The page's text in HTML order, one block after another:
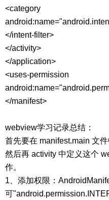
<category
</intent-filter>
</activity>
</application>
<uses-permission
</manifest>
webview学习记录总结：
首先要在 manifest.main 文
然后再 activity 中定义这个
作。
1、添加权限：
可